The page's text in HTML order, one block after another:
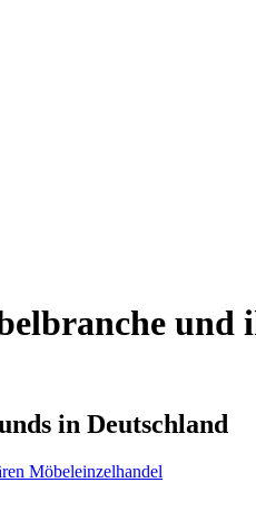
und
in Deutschland